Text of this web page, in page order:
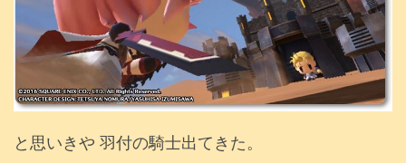
と思いきや 羽付の騎士出てきた。